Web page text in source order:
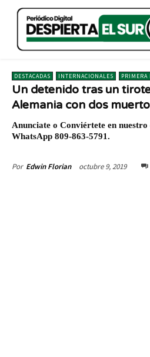
DESTACADAS INTERNACIONALES PRIMERA
Un detenido tras un
Alemania con dos
Anunciate o Conviértete en
WhatsApp 809-863-5791.
Por Edwin Florian octubre 9, 2019